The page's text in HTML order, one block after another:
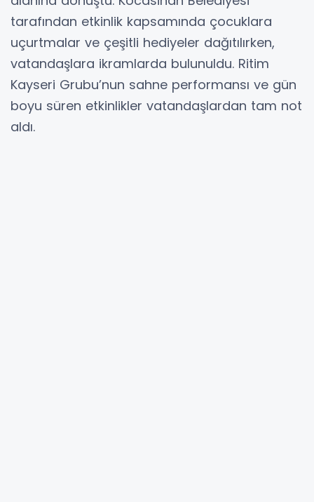
tarafından etkinlik kapsamında çocuklara
uçurtmalar ve çeşitli hediyeler dağıtılırken,
vatandaşlara ikramlarda bulunuldu. Ritim
Kayseri Grubu’nun sahne performansı ve gün
boyu süren etkinlikler vatandaşlardan tam not
aldı.